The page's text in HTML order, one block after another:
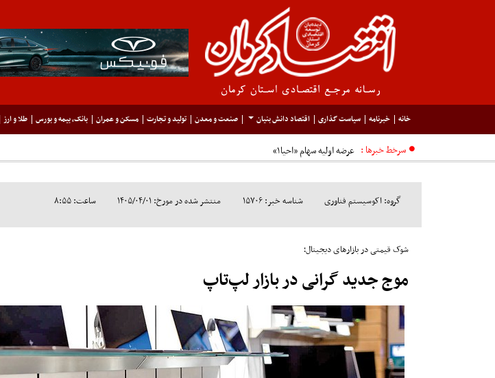
خانه خبرنامه سیاست گذاری اقتصاد دانش بنیان صنعت و معدن تولید و تجارت مسکن و عمران بانک، بیمه و بورس طلا و ارز
سرخط خبرها :
گروه: اکوسیستم فناوری شناسه خبر: ۱۵۷۰۶ منتشر شده در مورخ: ۱۴۰۵/۰۴/۰۱ ساعت: ۸:۵۵
شوک قیمتی در بازارهای دیجیتال؛
موج جدید گرانی در بازار لپ‌تاپ